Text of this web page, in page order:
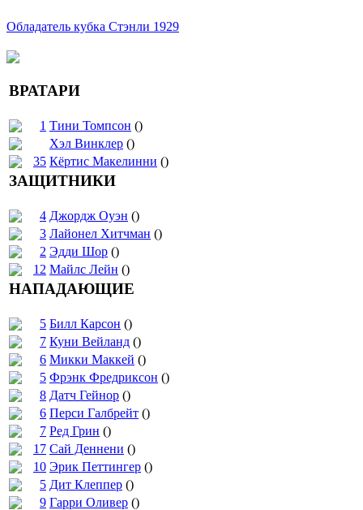
Обладатель кубка Стэнли 1929
ВРАТАРИ
1 Тини Томпсон ()
Хэл Винклер ()
35 Кёртис Макелинни ()
ЗАЩИТНИКИ
4 Джордж Оуэн ()
3 Лайонел Хитчман ()
2 Эдди Шор ()
12 Майлс Лейн ()
НАПАДАЮЩИЕ
5 Билл Карсон ()
7 Куни Вейланд ()
6 Микки Маккей ()
5 Фрэнк Фредриксон ()
8 Датч Гейнор ()
6 Перси Галбрейт ()
7 Ред Грин ()
17 Сай Деннени ()
10 Эрик Петтингер ()
5 Дит Клеппер ()
9 Гарри Оливер ()